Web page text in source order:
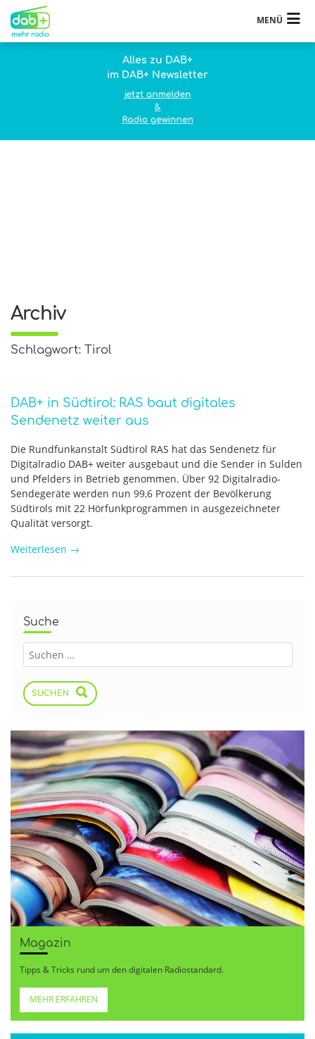
MENÜ
Alles zu DAB+
im DAB+ Newsletter
jetzt anmelden
&
Radio gewinnen
Archiv
Schlagwort: Tirol
DAB+ in Südtirol: RAS baut digitales
Sendenetz weiter aus
Die Rundfunkanstalt Südtirol RAS hat das Sendenetz für
Digitalradio DAB+ weiter ausgebaut und die Sender in Sulden
und Pfelders in Betrieb genommen. Über 92 Digitalradio-
Sendegeräte werden nun 99,6 Prozent der Bevölkerung
Südtirols mit 22 Hörfunkprogrammen in ausgezeichneter
Qualität versorgt.
Weiterlesen →
Suche
SUCHEN
Magazin
Tipps & Tricks rund um den digitalen Radiostandard.
MEHR ERFAHREN